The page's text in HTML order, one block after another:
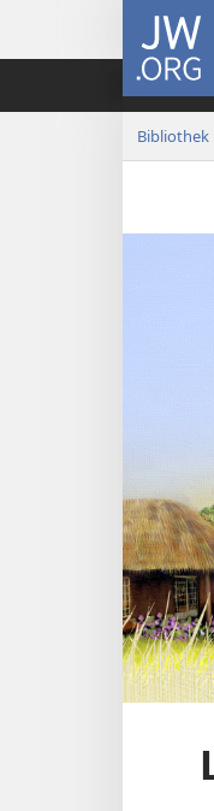
JW.ORG
Bibliothek